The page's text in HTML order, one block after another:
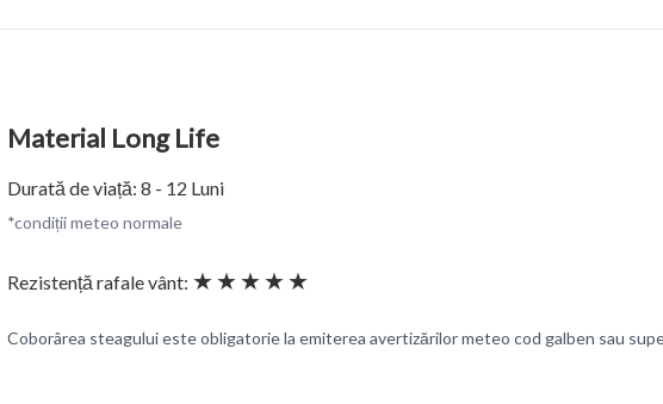
Material Long Life
Durată de viață: 8 - 12 Luni
*condiții meteo normale
Rezistență rafale vânt: ★★★★★
Coborârea steagului este obligatorie la emiterea avertizărilor meteo cod galben sau